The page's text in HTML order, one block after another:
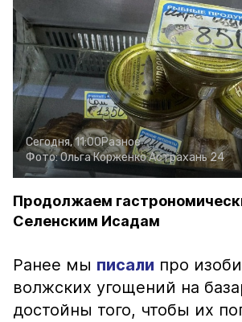
Сегодня, 11:00Разное
Фото:Ольга КорженкоАстрахань 24
Продолжаем
Селенским Исадам
Ранее мы писали про
волжских угощений на
достойны того, чтобы их